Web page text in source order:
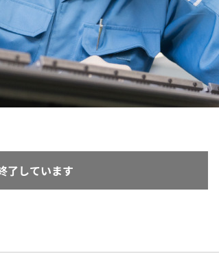
了しています